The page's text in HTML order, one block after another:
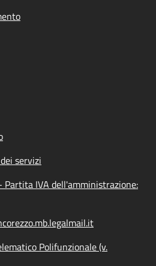
servizi
Partita IVA dell'amministrazione:
Polifunzionale (v.